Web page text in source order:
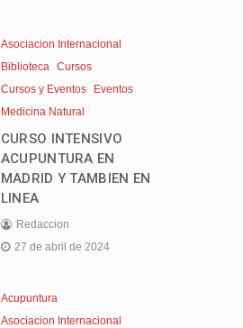
Asociacion Internacional
Biblioteca Cursos
Cursos y Eventos
Eventos
Medicina Natural
CURSO INTENSIVO
ACUPUNTURA EN
MADRID Y TAMBIEN EN
LINEA
Redaccion
27 de abril de 2024
Acupuntura
Asociacion Internacional